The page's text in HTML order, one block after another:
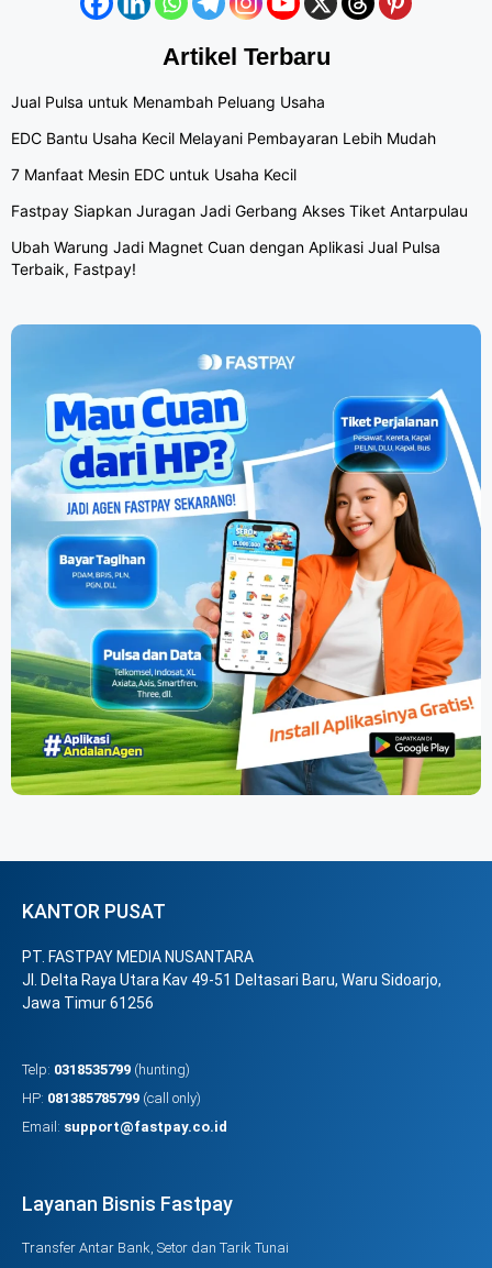
Artikel Terbaru
Jual Pulsa untuk Menambah Peluang Usaha
EDC Bantu Usaha Kecil Melayani Pembayaran Lebih Mudah
7 Manfaat Mesin EDC untuk Usaha Kecil
Fastpay Siapkan Juragan Jadi Gerbang Akses Tiket Antarpulau
Ubah Warung Jadi Magnet Cuan dengan Aplikasi Jual Pulsa
Terbaik, Fastpay!
KANTOR PUSAT
PT. FASTPAY MEDIA NUSANTARA
Jl. Delta Raya Utara Kav 49-51 Deltasari Baru, Waru Sidoarjo,
Jawa Timur 61256
Telp: 0318535799 (hunting)
HP: 081385785799 (call only)
Email: support@fastpay.co.id
Layanan Bisnis Fastpay
Transfer Antar Bank, Setor dan Tarik Tunai